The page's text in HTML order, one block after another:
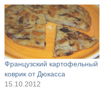
Французский картофельный
коврик от Дюкасса
15.10.2012